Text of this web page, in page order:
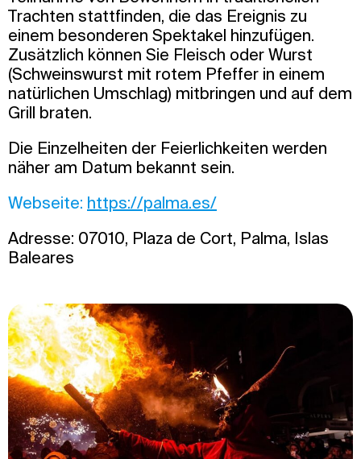
Trachten stattfinden, die das Ereignis zu
einem besonderen Spektakel hinzufügen.
Zusätzlich können Sie Fleisch oder Wurst
(Schweinswurst mit rotem Pfeffer in einem
natürlichen Umschlag) mitbringen und auf dem
Grill braten.
Die Einzelheiten der Feierlichkeiten werden
näher am Datum bekannt sein.
Webseite: https://palma.es/
Adresse: 07010, Plaza de Cort, Palma, Islas
Baleares